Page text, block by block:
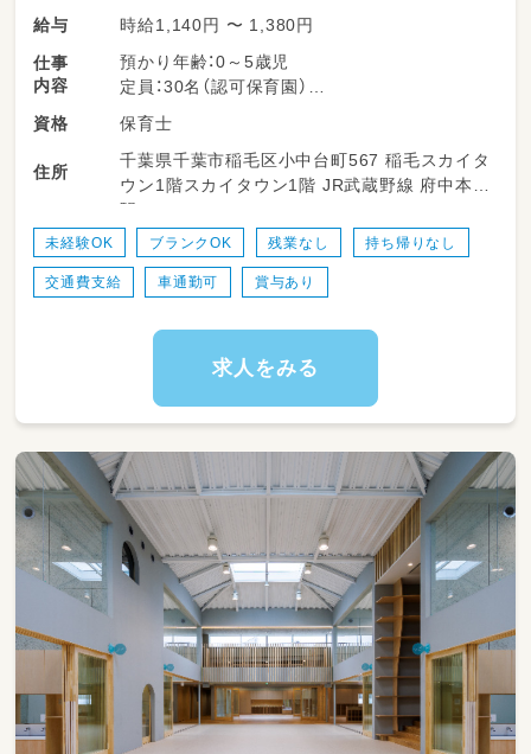
給与
時給1,140円 〜 1,380円
仕事
内容
預かり年齢：0～5歳児
定員：30名（認可保育園）
＜＜業務内容＞＞
～具体的な業務～
・子どもたちの体調管理
・お散歩の同行など活動への参加
・食事援助
・SIDSチェック
・書類業務
・おやつ準備/片付け
・出勤/退勤の解錠/施錠
他、詳細は選考時に問い合わせください！
資格 保育士
住所
千葉県千葉市稲毛区小中台町567 稲毛スカイタ
ウン1階スカイタウン1階 JR武蔵野線 府中本町
駅
未経験OK ブランクOK 残業なし 持ち帰りなし
交通費支給 車通勤可 賞与あり
求人をみる